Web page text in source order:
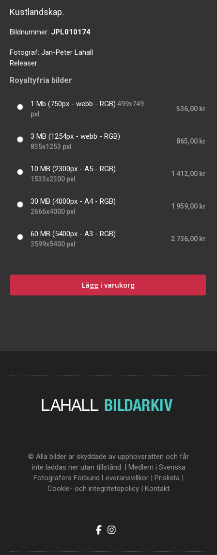
Kustlandskap.
Bildnummer: JPL010174
Fotograf: Jan-Peter Lahall
Releaser:
Royaltyfria bilder
1 Mb (750px - webb - RGB) 499x749
pxl
536,00 kr
3 MB (1254px - webb - RGB)
835x1253 pxl
865,00 kr
10 MB (2300px - A5 - RGB)
1533x2300 pxl
1 412,00 kr
30 MB (4000px - A4 - RGB)
2666x4000 pxl
1 959,00 kr
60 MB (5400px - A3 - RGB)
3599x5400 pxl
2 736,00 kr
Lägg i varukorg
© Alla bilder är skyddade av upphovsrätten och får
inte laddas ner utan tillstånd. | Medlem i Svenska
Fotografers Förbund Leveransvillkor | Prislista |
Cookle- och integritetspolicy | Kontakt